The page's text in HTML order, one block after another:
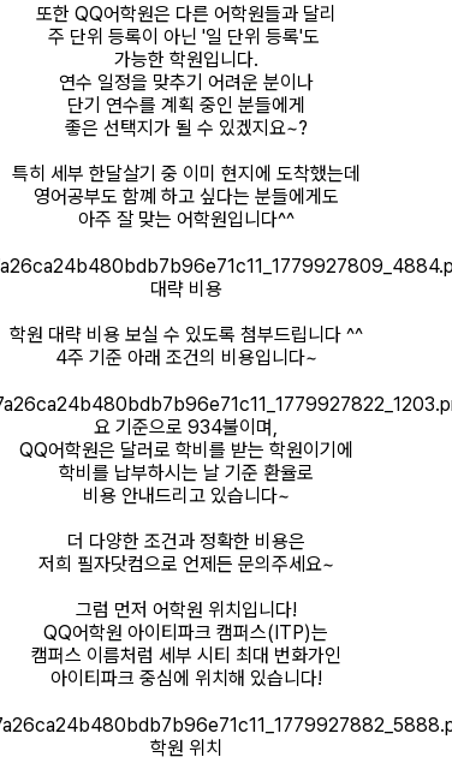
또한 QQ어학원은 다른 어학원들과 달리
주 단위 등록이 아닌 '일 단위 등록'도
가능한 학원입니다.
연수 일정을 맞추기 어려운 분이나
단기 연수를 계획 중인 분들에게
좋은 선택지가 될 수 있겠지요~?
특히 세부 한달살기 중 이미 현지에 도착했는데
영어공부도 함꼐 하고 싶다는 분들에게도
아주 잘 맞는 어학원입니다^^
대략 비용
학원 대략 비용 보실 수 있도록 첨부드립니다 ^^
4주 기준 아래 조건의 비용입니다~
요 기준으로 934불이며,
QQ어학원은 달러로 학비를 받는 학원이기에
학비를 납부하시는 날 기준 환율로
비용 안내드리고 있습니다~
더 다양한 조건과 정확한 비용은
저희 필자닷컴으로 언제든 문의주세요~
그럼 먼저 어학원 위치입니다!
QQ어학원 아이티파크 캠퍼스(ITP)는
캠퍼스 이름처럼 세부 시티 최대 번화가인
아이티파크 중심에 위치해 있습니다!
학원 위치